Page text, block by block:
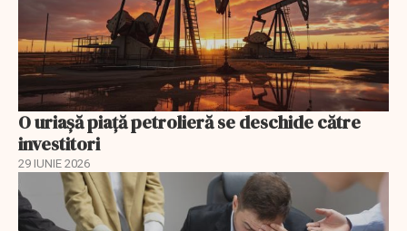
O uriaşă piaţă petrolieră se deschide către
investitori
29 IUNIE 2026